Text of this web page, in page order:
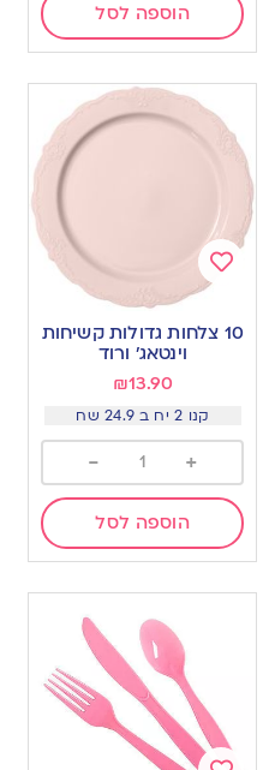
הוספה לסל
Add
to
wishlist
10 צלחות גדולות קשיחות
וינטאג׳ ורוד
₪13.90
קנו 2 יח ב 24.9 שח
+
-
הוספה לסל